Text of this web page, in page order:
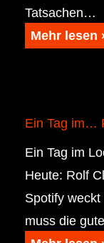
Tatsachen…
Mehr lesen
Ein Tag im…
Ein Tag im
Heute: Rolf
Spotify
muss die